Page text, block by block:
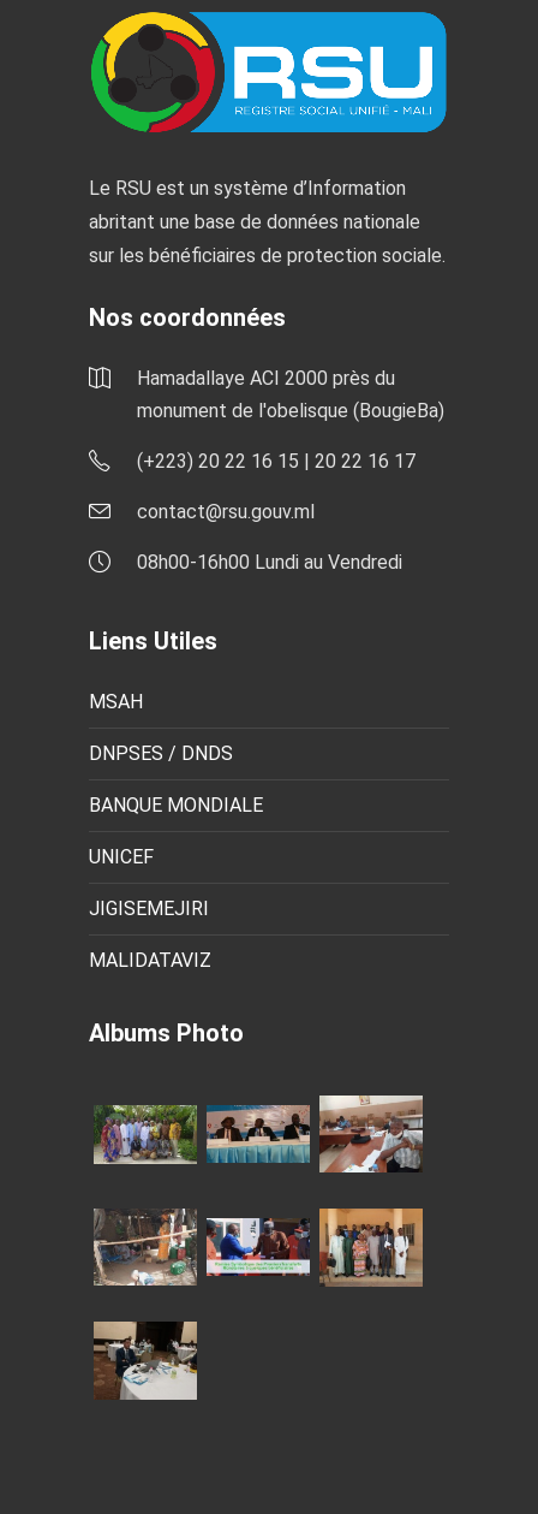
Le RSU est un système d’Information
abritant une base de données nationale
sur les bénéficiaires de protection sociale.
Nos coordonnées
Hamadallaye ACI 2000 près du
monument de l'obelisque (BougieBa)
(+223) 20 22 16 15 | 20 22 16 17
contact@rsu.gouv.ml
08h00-16h00 Lundi au Vendredi
Liens Utiles
MSAH
DNPSES / DNDS
BANQUE MONDIALE
UNICEF
JIGISEMEJIRI
MALIDATAVIZ
Albums Photo